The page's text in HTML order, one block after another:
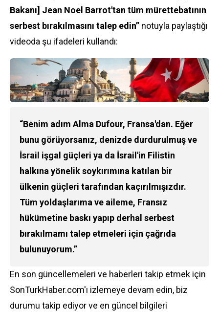
Bakanı] Jean Noel Barrot'tan tüm mürettebatının
serbest bırakılmasını talep edin” notuyla paylaştığı
videoda şu ifadeleri kullandı:
“Benim adım Alma Dufour, Fransa'dan. Eğer
bunu görüyorsanız, denizde durdurulmuş ve
İsrail işgal güçleri ya da İsrail'in Filistin
halkına yönelik soykırımına katılan bir
ülkenin güçleri tarafından kaçırılmışızdır.
Tüm yoldaşlarıma ve aileme, Fransız
hükümetine baskı yapıp derhal serbest
bırakılmamı talep etmeleri için çağrıda
bulunuyorum.”
En son güncellemeleri ve haberleri takip etmek için
SonTurkHaber.com'ı izlemeye devam edin, biz
durumu takip ediyor ve en güncel bilgileri